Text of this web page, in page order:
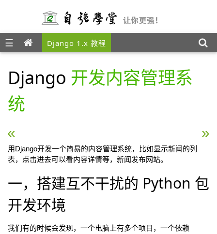
☰ Django 1.x 教程
Django 开发内容管理系
统
« Python/Django 生成二维码Django 开发内容管理
用Django开发一个简易的内容管理系统，比如显示新闻的列
表，点击进去可以看内容详情等，新闻发布网站。
一，搭建互不干扰的 Python 包
开发环境
我们有的时候会发现，一个电脑上有多个项目，一个依赖